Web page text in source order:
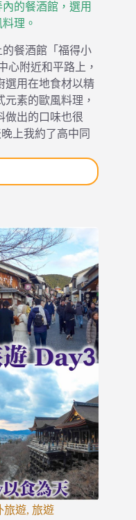
的餐酒館，選用
理。
餐酒館「福得小
心附近和平路上，
選用在地食材以精
素的歐風料理，
做出的口味也很
上我約了高中同
旅遊, 旅遊